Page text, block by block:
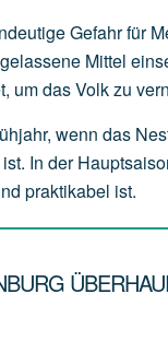
Gefahrfür
Mittel
umdasVolkzu
wenn das
In der
praktikabel ist.